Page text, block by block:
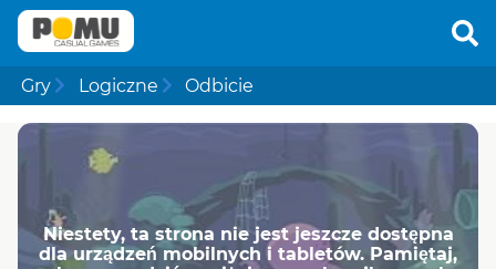
Gry Logiczne Odbicie
Niestety, ta strona nie jest jeszcze dostępna
dla urządzeń mobilnych i tabletów. Pamiętaj,